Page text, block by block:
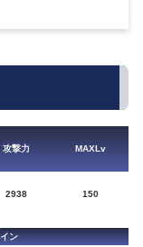
攻撃力 MAXLv
2938 150
ン